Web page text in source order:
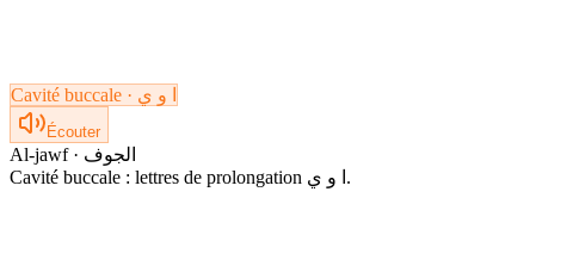
Cavité buccale · ا و ي
Écouter
Al-jawf · الجوف
Cavité buccale : lettres de prolongation ا و ي.